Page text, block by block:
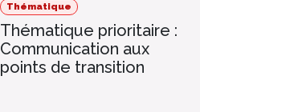
Thématique
Thématique prioritaire :
Communication aux
points de transition